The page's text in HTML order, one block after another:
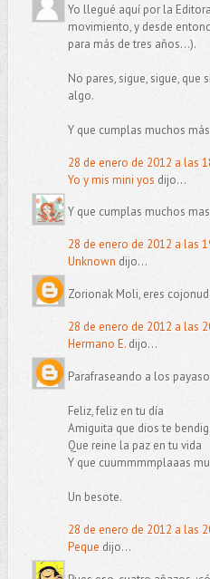
Yo llegué aquí por la
movimiento, y desde
para más de tres años...).
No pares, sigue, sigue, que
algo.
Y que cumplas muchos
28 de enero de 2012 a las
Yo y mis mini yos dijo...
Y que cumplas muchos
28 de enero de 2012 a las
Unknown dijo...
Zorionak Moli, eres
28 de enero de 2012 a las
Hermano E.dijo...
Parafraseando a los
Feliz, feliz en tu día
Amiguita que dios te
Que reine la paz en tu vida
Y que cuummmmplaaas
Un besote.
28 de enero de 2012 a las
Peque dijo...